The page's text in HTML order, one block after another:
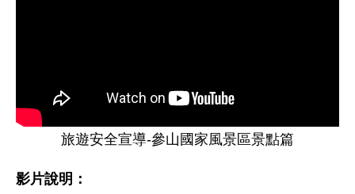
旅遊安全宣導-參山國家風景區景點篇
影片說明：